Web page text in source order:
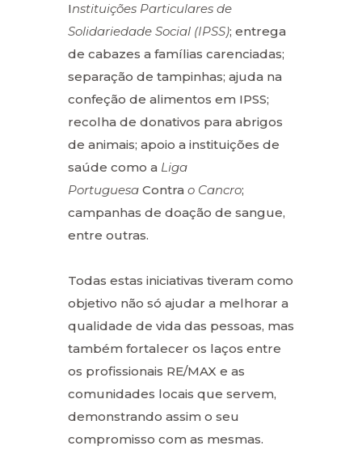
Instituições Particulares de
Solidariedade Social (IPSS); entrega
de cabazes a famílias carenciadas;
separação de tampinhas; ajuda na
confeção de alimentos em IPSS;
recolha de donativos para abrigos
de animais; apoio a instituições de
saúde como a Liga
Portuguesa Contra o Cancro;
campanhas de doação de sangue,
entre outras.
Todas estas iniciativas tiveram como
objetivo não só ajudar a melhorar a
qualidade de vida das pessoas, mas
também fortalecer os laços entre
os profissionais RE/MAX e as
comunidades locais que servem,
demonstrando assim o seu
compromisso com as mesmas.